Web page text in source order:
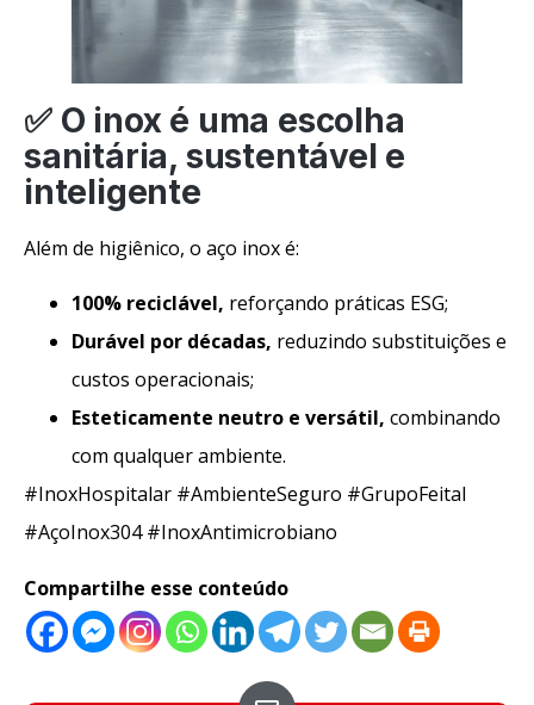
✅ O inox é uma escolha
sanitária, sustentável e
inteligente
Além de higiênico, o aço inox é:
100% reciclável, reforçando práticas ESG;
Durável por décadas, reduzindo substituições e
custos operacionais;
Esteticamente neutro e versátil, combinando
com qualquer ambiente.
#InoxHospitalar #AmbienteSeguro #GrupoFeital
#AçoInox304 #InoxAntimicrobiano
Compartilhe esse conteúdo